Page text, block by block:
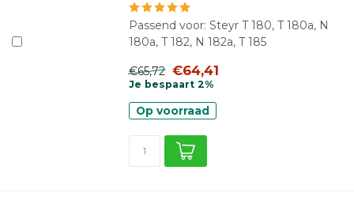
Passend voor: Steyr T 180, T 180a, N
180a, T 182, N 182a, T 185
€65,72 €64,41
Je bespaart 2%
Op voorraad